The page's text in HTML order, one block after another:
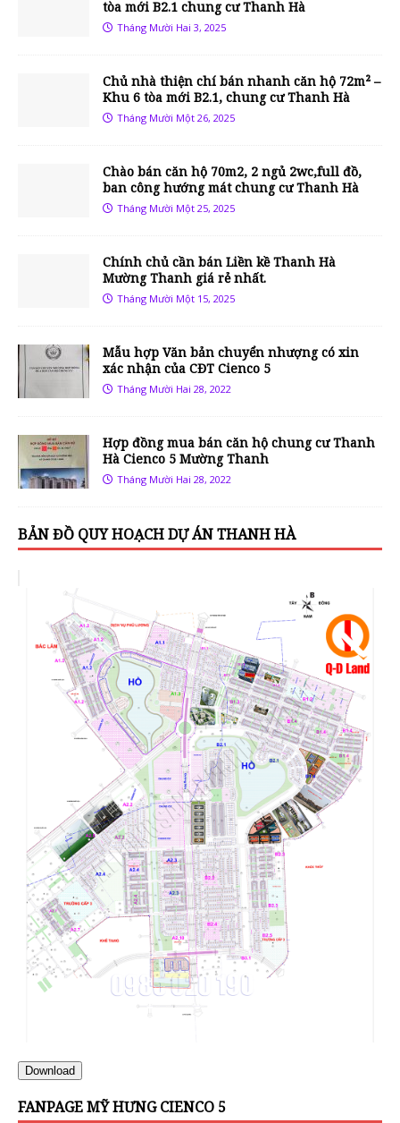
tòa mới B2.1 chung cư Thanh Hà
Tháng Mười Hai 3, 2025
Chủ nhà thiện chí bán nhanh căn hộ 72m² –
Khu 6 tòa mới B2.1, chung cư Thanh Hà
Tháng Mười Một 26, 2025
Chào bán căn hộ 70m2, 2 ngủ 2wc,full đồ,
ban công hướng mát chung cư Thanh Hà
Tháng Mười Một 25, 2025
Chính chủ cần bán Liền kề Thanh Hà
Mường Thanh giá rẻ nhất.
Tháng Mười Một 15, 2025
Mẫu hợp Văn bản chuyển nhượng có xin
xác nhận của CĐT Cienco 5
Tháng Mười Hai 28, 2022
Hợp đồng mua bán căn hộ chung cư Thanh
Hà Cienco 5 Mường Thanh
Tháng Mười Hai 28, 2022
BẢN ĐỒ QUY HOẠCH DỰ ÁN THANH HÀ
Download
FANPAGE MỸ HƯNG CIENCO 5